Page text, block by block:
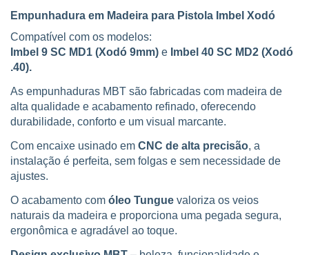
Empunhadura em Madeira para Pistola Imbel Xodó
Compatível com os modelos:
Imbel 9 SC MD1 (Xodó 9mm) e Imbel 40 SC MD2 (Xodó
.40).
As empunhaduras MBT são fabricadas com madeira de
alta qualidade e acabamento refinado, oferecendo
durabilidade, conforto e um visual marcante.
Com encaixe usinado em CNC de alta precisão, a
instalação é perfeita, sem folgas e sem necessidade de
ajustes.
O acabamento com óleo Tungue valoriza os veios
naturais da madeira e proporciona uma pegada segura,
ergonômica e agradável ao toque.